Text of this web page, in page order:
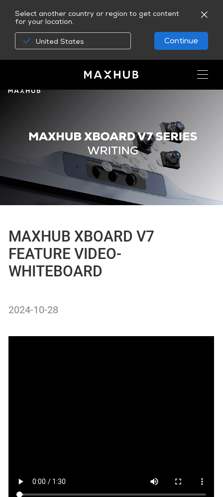
Select another country or region to get content
for your location.
United States Continue
MAXHUB XBOARD V7
FEATURE VIDEO-
WHITEBOARD
2024-10-28